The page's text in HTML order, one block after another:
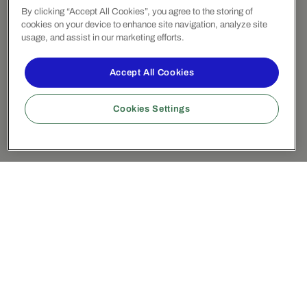
By clicking “Accept All Cookies”, you agree to the storing of
cookies on your device to enhance site navigation, analyze site
usage, and assist in our marketing efforts.
Accept All Cookies
Cookies Settings